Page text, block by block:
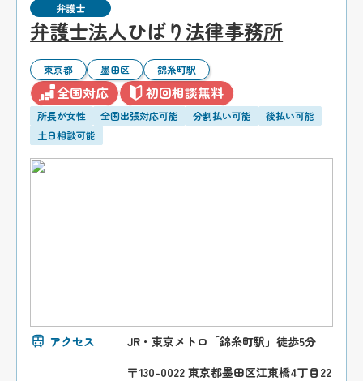
弁護士
弁護士法人ひばり法律事務所
東京都 墨田区 錦糸町駅
全国対応 初回相談無料
所長が女性 全国出張対応可能 分割払い可能
後払い可能
土日相談可能
アクセス JR・東京メトロ「錦糸町駅」徒歩5分
〒130-0022 東京都墨田区江東橋4丁目22